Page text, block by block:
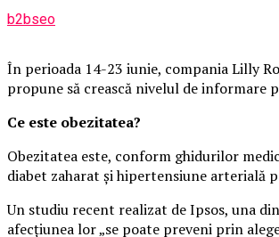
b2bseo
În perioada 14-23 iunie, compania Lilly
propune să crească nivelul de informare
Ce este obezitatea?
Obezitatea este, conform ghidurilor
diabet zaharat și hipertensiune arterială
Un studiu recent realizat de Ipsos, una
afecțiunea lor „se poate preveni prin